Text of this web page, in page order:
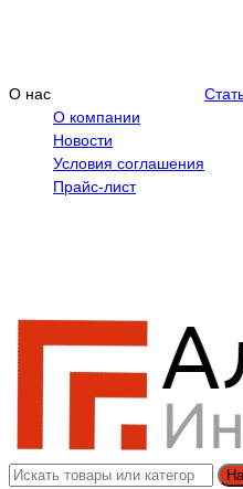
О нас
О компании
Новости
Условия соглашения
Прайс-лист